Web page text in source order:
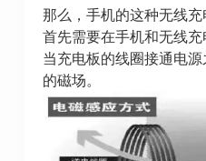
那么，手机的这种无线
首先需要在手机和无线充
当充电板的线圈接通电
的磁场。